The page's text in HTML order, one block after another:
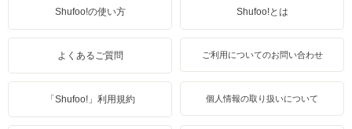
Shufoo!の使い方 Shufoo!とは
よくあるご質問 ご利用についてのお問い合わせ
「Shufoo!」利用規約 個人情報の取り扱いについて